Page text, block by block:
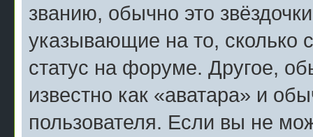
званию, обычно это
указывающие на то, сколько
статус на форуме. Другое,
известно как «аватара» и
пользователя. Если вы не